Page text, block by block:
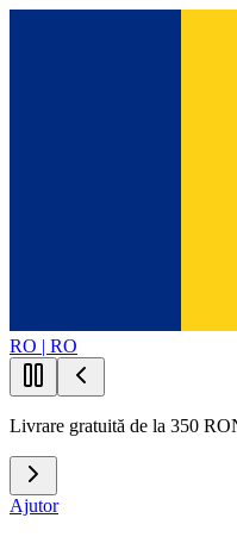
RO | RO
Livrare gratuită de la 350
Ajutor